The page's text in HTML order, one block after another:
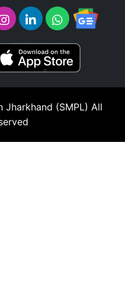
Jharkhand (SMPL) All